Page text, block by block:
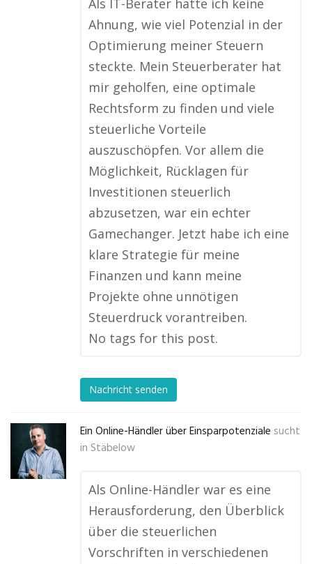
Als IT-Berater hatte ich keine
Ahnung, wie viel Potenzial in der
Optimierung meiner Steuern
steckte. Mein Steuerberater hat
mir geholfen, eine optimale
Rechtsform zu finden und viele
steuerliche Vorteile
auszuschöpfen. Vor allem die
Möglichkeit, Rücklagen für
Investitionen steuerlich
abzusetzen, war ein echter
Gamechanger. Jetzt habe ich eine
klare Strategie für meine
Finanzen und kann meine
Projekte ohne unnötigen
Steuerdruck vorantreiben.
No tags for this post.
Nachricht senden
Ein Online-Händler über Einsparpotenziale sucht
in Stäbelow
Als Online-Händler war es eine
Herausforderung, den Überblick
über die steuerlichen
Vorschriften in verschiedenen